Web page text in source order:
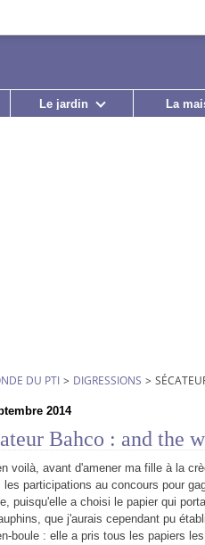
Le jardin La
DU PTI > DIGRESSIONS >
2014
Bahco : and the
voilà, avant d'amener ma fille à la
les participations au concours pour
puisqu'elle a choisi le papier qui
que j'aurais cependant pu
boule : elle a pris tous les papiers